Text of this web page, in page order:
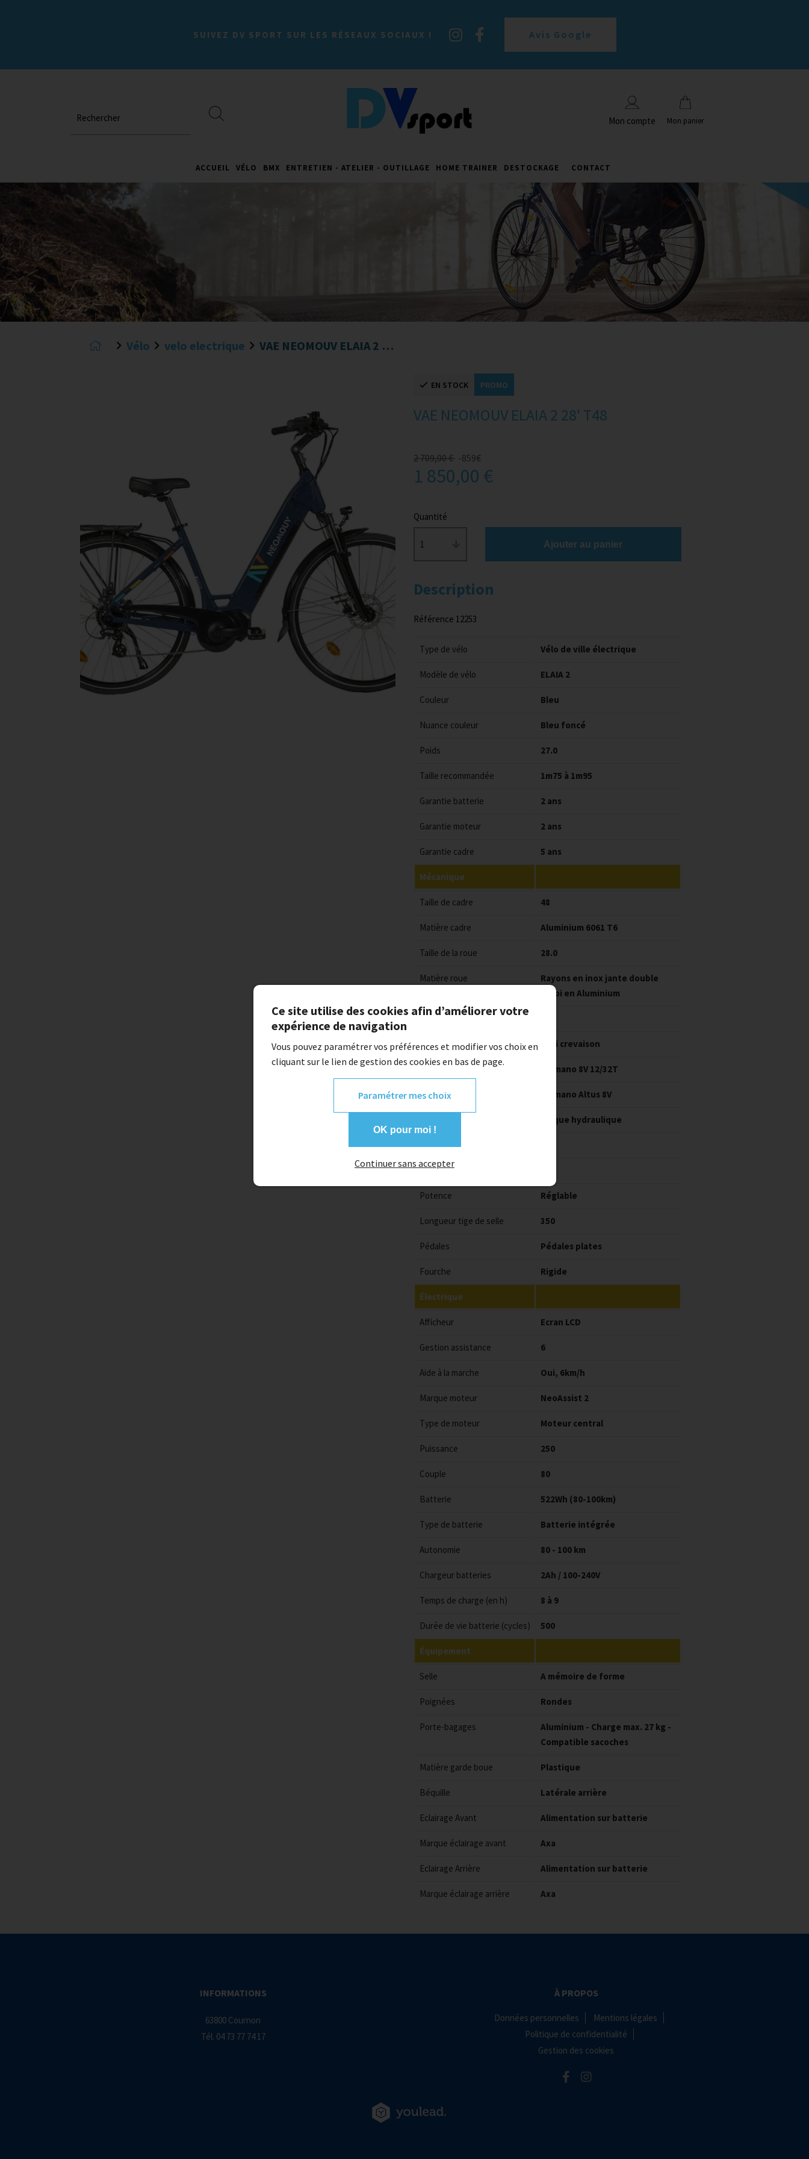
SUIVEZ DV SPORT SUR LES RÉSEAUX SOCIAUX ! Avis Google
Rechercher Mon compte Mon panier
ACCUEIL VÉLO BMX ENTRETIEN - ATELIER - OUTILLAGE HOME TRAINER DESTOCKAGE CONTACT
Vélo velo electrique VAE NEOMOUV ELAIA 2 28' T48
EN STOCK PROMO
VAE NEOMOUV ELAIA 2 28' T48
2 709,00 € -859€
1 850,00 €
Quantité
1 Ajouter au panier
Description
Référence 12253
Type de vélo Vélo de ville électrique
Modèle de vélo ELAIA 2
Couleur Bleu
Nuance couleur Bleu foncé
Poids 27.0
Taille recommandée 1m75 à 1m95
Garantie batterie 2 ans
Garantie moteur 2 ans
Garantie cadre 5 ans
Mécanique
Taille de cadre 48
Matière cadre Aluminium 6061 T6
Taille de la roue 28.0
Matière roue
Rayons en inox jante double
paroi en Aluminium
Charge maximale
Caractéristiques pneus Anti crevaison
Shimano 8V 12/32T
Dérailleur Shimano Altus 8V
Disque hydraulique
Diamètre du disque
Largeur cintre
Potence Réglable
Longueur tige de selle 350
Pédales Pédales plates
Fourche Rigide
Électrique
Afficheur Ecran LCD
Gestion assistance 6
Aide à la marche Oui, 6km/h
Marque moteur NeoAssist 2
Type de moteur Moteur central
Puissance 250
Couple 80
Batterie 522Wh (80-100km)
Type de batterie Batterie intégrée
Autonomie 80 - 100 km
Chargeur batteries 2Ah / 100-240V
Temps de charge (en h) 8 à 9
Durée de vie batterie (cycles) 500
Équipement
Selle A mémoire de forme
Poignées Rondes
Porte-bagages
Aluminium - Charge max. 27 kg -
Compatible sacoches
Matière garde boue Plastique
Béquille Latérale arrière
Eclairage Avant Alimentation sur batterie
Marque éclairage avant Axa
Eclairage Arrière Alimentation sur batterie
Marque éclairage arrière Axa
INFORMATIONS
63800 Cournon
Tél. 04 73 77 74 17
À PROPOS
Données personnelles
Mentions légales
Politique de confidentialité
Gestion des cookies
Ce site utilise des cookies afin d’améliorer votre
expérience de navigation
Vous pouvez paramétrer vos préférences et modifier vos choix en
cliquant sur le lien de gestion des cookies en bas de page.
Paramétrer mes choix
OK pour moi !
Continuer sans accepter